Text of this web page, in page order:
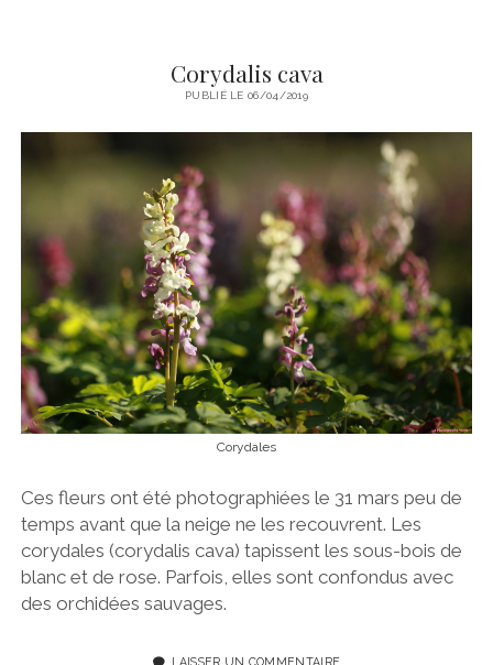
Corydalis cava
PUBLIÉ LE 06/04/2019
Corydales
Ces fleurs ont été photographiées le 31 mars peu de
temps avant que la neige ne les recouvrent. Les
corydales (corydalis cava) tapissent les sous-bois de
blanc et de rose. Parfois, elles sont confondus avec
des orchidées sauvages.
LAISSER UN COMMENTAIRE